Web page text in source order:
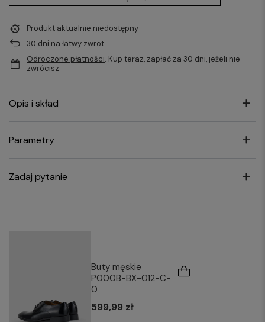
Produkt aktualnie niedostępny
30 dni na łatwy zwrot
Odroczone płatności. Kup teraz, zapłać za 30 dni, jeżeli nie
zwrócisz
Opis i skład
Parametry
Zadaj pytanie
Buty męskie
P000B-BX-012-C-
0
599,99 zł